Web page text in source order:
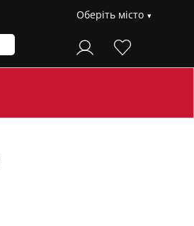
Оберіть місто